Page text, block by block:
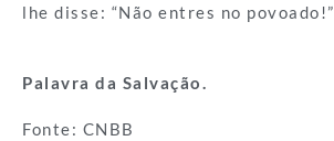
lhe disse: “Não entres no povoado!”
Palavra da Salvação.
Fonte: CNBB